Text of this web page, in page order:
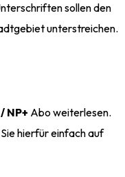
sollen den
unterstreichen.
NP+ Abo weiterlesen.
hierfür einfach auf